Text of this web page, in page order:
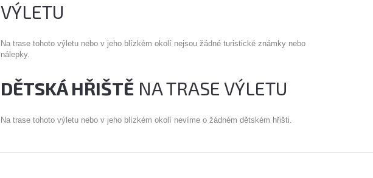
VÝLETU
Na trase tohoto výletu nebo v jeho blízkém okolí nejsou žádné turistické známky nebo
nálepky.
DĚTSKÁ HŘIŠTĚ NA TRASE VÝLETU
Na trase tohoto výletu nebo v jeho blízkém okolí nevíme o žádném dětském hřišti.